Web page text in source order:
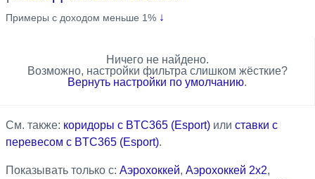
Примеры с доходом меньше 1% ↓
Ничего не найдено.
Возможно, настройки фильтра слишком жёсткие?
Вернуть настройки по умолчанию.
См. также: коридоры с BTC365 (Esport) или ставки с
перевесом с BTC365 (Esport).
Показывать только с: Аэрохоккей, Аэрохоккей 2x2,